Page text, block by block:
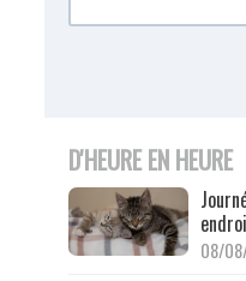
D'HEURE EN HEURE
08/